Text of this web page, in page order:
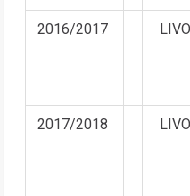
2016/2017
2017/2018